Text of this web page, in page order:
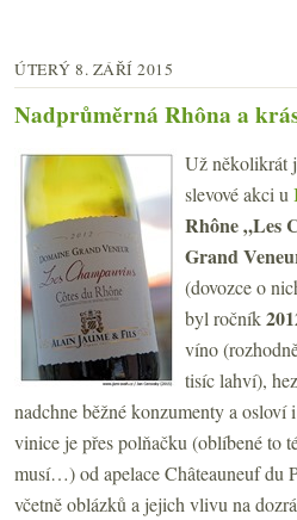
ÚTERÝ 8. ZÁŘÍ 2015
Nadprůměrná Rhôna a
Už několikrát
slevové akci u
Rhône „Les
Grand
(dovozce o
byl ročník
víno
tisíc lahví),
nadchne běžné konzumenty a
vinice je přes polňačku (oblíbené to
musí…) od apelace Châteauneuf du
včetně oblázků a jejich vlivu na